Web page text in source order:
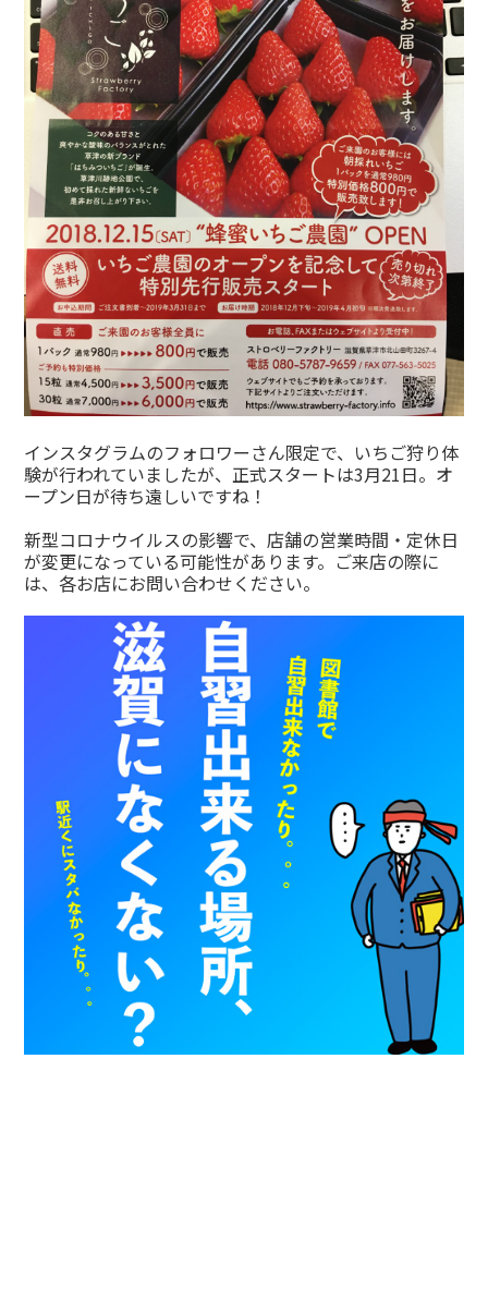
インスタグラムのフォロワーさん限定で、いちご狩り体
験が行われていましたが、正式スタートは3月21日。オ
ープン日が待ち遠しいですね！
新型コロナウイルスの影響で、店舗の営業時間・定休日
が変更になっている可能性があります。ご来店の際に
は、各お店にお問い合わせください。